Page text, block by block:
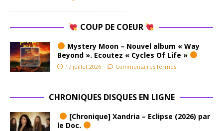
COUP DE COEUR
Mystery Moon – Nouvel album « Way
Beyond ». Ecoutez « Cycles Of Life »
17 juillet 2026 Commentaires fermés
CHRONIQUES DISQUES EN LIGNE
[Chronique] Xandria – Eclipse (2026) par
le Doc.